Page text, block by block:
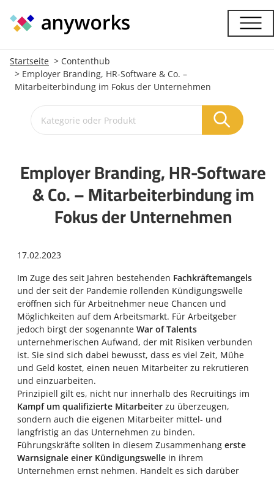
Startseite
Contenthub
Employer Branding, HR-Software & Co. –
Mitarbeiterbindung im Fokus der Unternehmen
Employer Branding, HR-Software
& Co. – Mitarbeiterbindung im
Fokus der Unternehmen
17.02.2023
Im Zuge des seit Jahren bestehenden Fachkräftemangels
und der seit der Pandemie rollenden Kündigungswelle
eröffnen sich für Arbeitnehmer neue Chancen und
Möglichkeiten auf dem Arbeitsmarkt. Für Arbeitgeber
jedoch birgt der sogenannte War of Talents
unternehmerischen Aufwand, der mit Risiken verbunden
ist. Sie sind sich dabei bewusst, dass es viel Zeit, Mühe
und Geld kostet, einen neuen Mitarbeiter zu rekrutieren
und einzuarbeiten.
Prinzipiell gilt es, nicht nur innerhalb des Recruitings im
Kampf um qualifizierte Mitarbeiter zu überzeugen,
sondern auch die eigenen Mitarbeiter mittel- und
langfristig an das Unternehmen zu binden.
Führungskräfte sollten in diesem Zusammenhang erste
Warnsignale einer Kündigungswelle in ihrem
Unternehmen ernst nehmen. Handelt es sich darüber